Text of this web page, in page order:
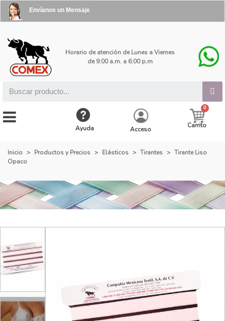
Envíanos un Mensaje
Horario de atención de Lunes a Viernes
de 9:00 a.m. a 6:00 p.m
Ayuda Acceso Carrito
Inicio > Productos y Precios > Elásticos > Tirantes > Tirante Liso
Opaco